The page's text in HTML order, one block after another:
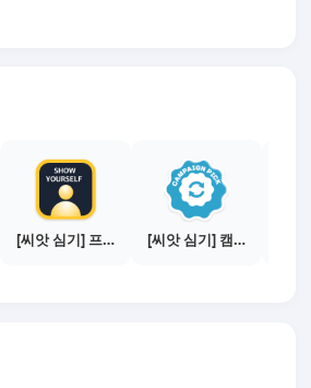
[씨앗 심기] 프로필 사진 등록하기 [씨앗 심기] 캠페인 전환하기